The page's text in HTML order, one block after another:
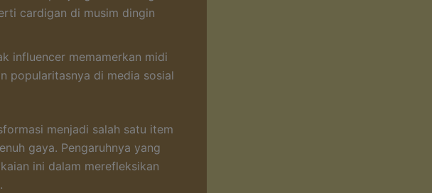
cardigan di musim dingin
influencer memamerkan midi
popularitasnya di media sosial
menjadi salah satu item
gaya. Pengaruhnya yang
ini dalam merefleksikan